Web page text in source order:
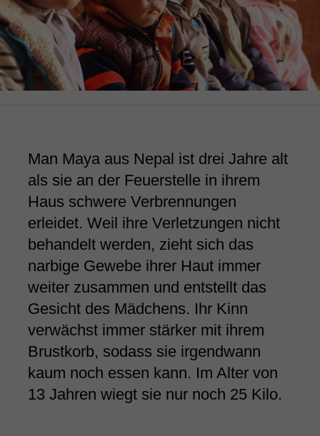
Man Maya aus Nepal ist drei Jahre alt
als sie an der Feuerstelle in ihrem
Haus schwere Verbrennungen
erleidet. Weil ihre Verletzungen nicht
behandelt werden, zieht sich das
narbige Gewebe ihrer Haut immer
weiter zusammen und entstellt das
Gesicht des Mädchens. Ihr Kinn
verwächst immer stärker mit ihrem
Brustkorb, sodass sie irgendwann
kaum noch essen kann. Im Alter von
13 Jahren wiegt sie nur noch 25 Kilo.